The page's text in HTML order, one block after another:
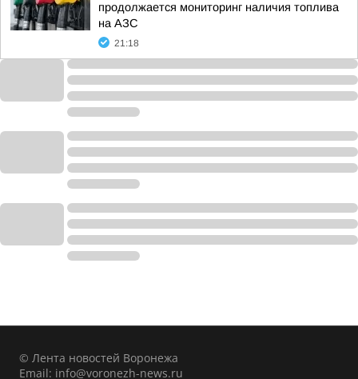
продолжается мониторинг наличия топлива
на АЗС
21:18
© Лента новостей Воронежа
Email: info@voronezh-news.ru